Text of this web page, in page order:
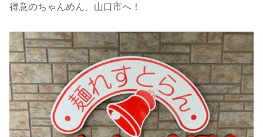
得意のちゃんめん、山口市へ！